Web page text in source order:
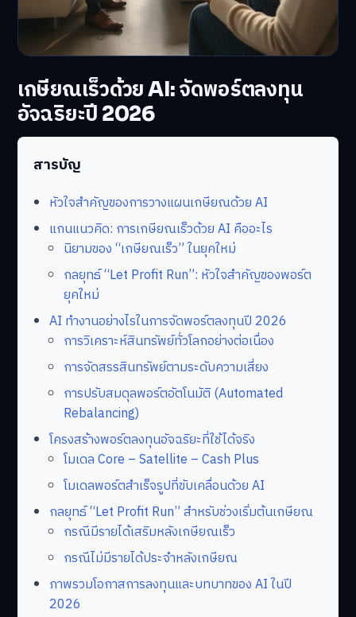
เกษียณเร็วด้วย AI: จัดพอร์ตลงทุน
อัจฉริยะปี 2026
สารบัญ
หัวใจสำคัญของการวางแผนเกษียณด้วย AI
แกนแนวคิด: การเกษียณเร็วด้วย AI คืออะไร
นิยามของ “เกษียณเร็ว” ในยุคใหม่
กลยุทธ์ “Let Profit Run”: หัวใจสำคัญของพอร์ต
ยุคใหม่
AI ทำงานอย่างไรในการจัดพอร์ตลงทุนปี 2026
การวิเคราะห์สินทรัพย์ทั่วโลกอย่างต่อเนื่อง
การจัดสรรสินทรัพย์ตามระดับความเสี่ยง
การปรับสมดุลพอร์ตอัตโนมัติ (Automated
Rebalancing)
โครงสร้างพอร์ตลงทุนอัจฉริยะที่ใช้ได้จริง
โมเดล Core – Satellite – Cash Plus
โมเดลพอร์ตสำเร็จรูปที่ขับเคลื่อนด้วย AI
กลยุทธ์ “Let Profit Run” สำหรับช่วงเริ่มต้นเกษียณ
กรณีมีรายได้เสริมหลังเกษียณเร็ว
กรณีไม่มีรายได้ประจำหลังเกษียณ
ภาพรวมโอกาสการลงทุนและบทบาทของ AI ในปี
2026